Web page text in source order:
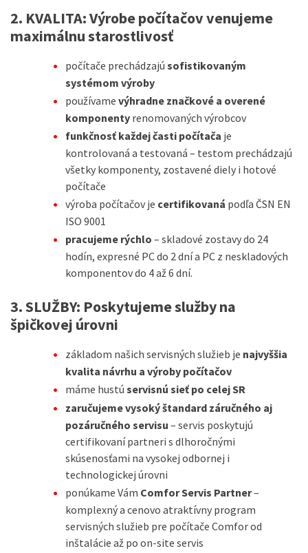
2. KVALITA:Výrobe počítačov venujeme
maximálnu starostlivosť
počítače prechádzajú sofistikovaným
systémom výroby
používame výhradne značkové a overené
komponenty renomovaných výrobcov
funkčnosť každej časti počítača je
kontrolovaná a testovaná – testom prechádzajú
všetky komponenty, zostavené diely i hotové
počítače
výroba počítačov je certifikovaná podľa ČSN EN
ISO 9001
pracujeme rýchlo – skladové zostavy do 24
hodín, expresné PC do 2 dní a PC z neskladových
komponentov do 4 až 6 dní.
3. SLUŽBY: Poskytujeme služby na
špičkovej úrovni
základom našich servisných služieb je najvyššia
kvalita návrhu a výroby počítačov
máme hustú servisnú sieť po celej SR
zaručujeme vysoký štandard záručného aj
pozáručného servisu – servis poskytujú
certifikovaní partneri s dlhoročnými
skúsenosťami na vysokej odbornej i
technologickej úrovni
ponúkame Vám Comfor Servis Partner–
komplexný a cenovo atraktívny program
servisných služieb pre počítače Comfor od
inštalácie až po on-site servis